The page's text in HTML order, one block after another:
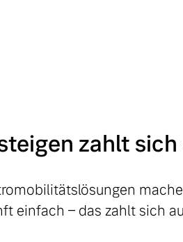
zahlt sich
einfach – das zahlt sich